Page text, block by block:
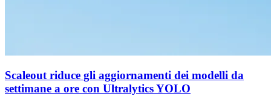
Scaleout riduce gli aggiornamenti dei modelli da
settimane a ore con Ultralytics YOLO